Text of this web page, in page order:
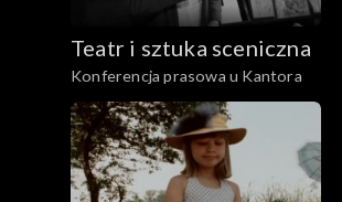
Teatr i sztuka sceniczna
Konferencja prasowa u Kantora